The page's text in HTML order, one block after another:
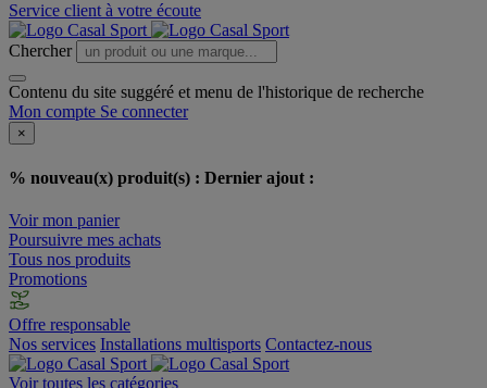
Service client à votre écoute
Chercher
Contenu du site suggéré et menu de l'historique de recherche
Mon compte Se connecter
×
% nouveau(x) produit(s) : Dernier ajout :
Voir mon panier
Poursuivre mes achats
Tous nos produits
Promotions
Offre responsable
Nos services Installations multisports Contactez-nous
Voir toutes les catégories